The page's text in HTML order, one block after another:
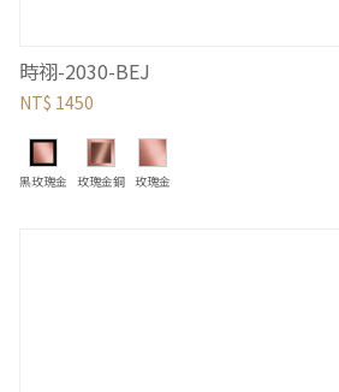
時祤-2030-BEJ
NT$ 1450
黑玫瑰金 玫瑰金銅 玫瑰金